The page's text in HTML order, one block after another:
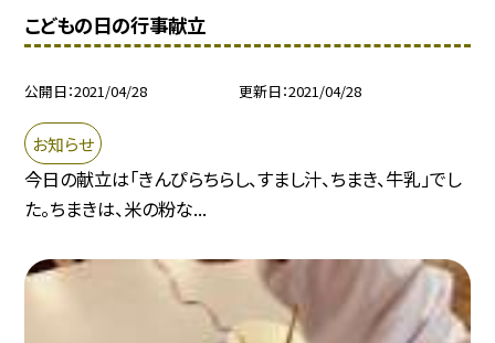
こどもの日の行事献立
公開日 2021/04/28 更新日 2021/04/28
お知らせ
今日の献立は「きんぴらちらし、すまし汁、ちまき、牛乳」でし
た。ちまきは、米の粉な...